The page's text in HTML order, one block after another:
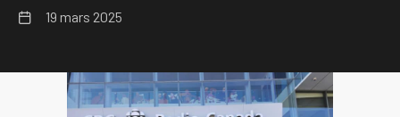
19 mars 2025